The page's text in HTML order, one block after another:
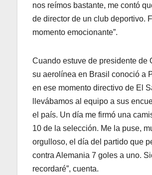
nos reímos bastante, me contó
de director de un club deportivo.
momento emocionante”.
Cuando estuve de presidente de
su aerolínea en Brasil conoció a
en ese momento directivo de El
llevábamos al equipo a sus
el país. Un día me firmó una
10 de la selección. Me la puse,
orgulloso, el día del partido que
contra Alemania 7 goles a uno.
recordaré”, cuenta.